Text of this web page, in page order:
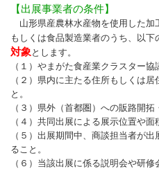
お問合せ
【出展事業者の条件】
山形県産農林水産物を使用した加
もしくは食品製造業者のうち、以下
対象とします。
（１）やまがた食産業クラスター
（２）県内に主たる住所もしくは
と。
（３）県外（首都圏）への販路開拓
（４）共同出展による展示位置や
（５）出展期間中、商談担当者が
ること。
（６）当該出展に係る説明会や研